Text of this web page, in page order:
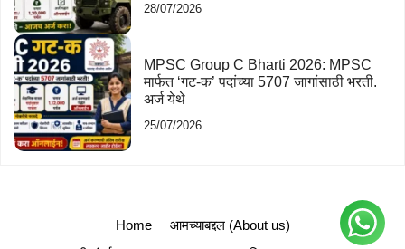
28/07/2026
MPSC Group C Bharti 2026: MPSC
मार्फत ‘गट-क’ पदांच्या 5707 जागांसाठी भरती.
अर्ज येथे
25/07/2026
Home
आमच्याबद्दल (About us)